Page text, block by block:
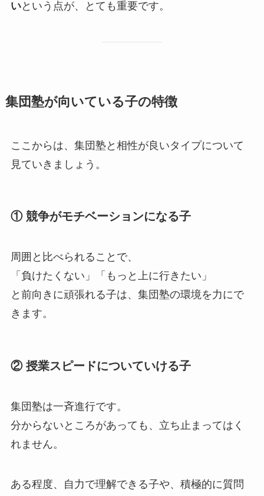
いという点が、とても重要です。
集団塾が向いている子の特徴
ここからは、集団塾と相性が良いタイプについて
見ていきましょう。
① 競争がモチベーションになる子
周囲と比べられることで、
「負けたくない」「もっと上に行きたい」
と前向きに頑張れる子は、集団塾の環境を力にで
きます。
② 授業スピードについていける子
集団塾は一斉進行です。
分からないところがあっても、立ち止まってはく
れません。
ある程度、自力で理解できる子や、積極的に質問